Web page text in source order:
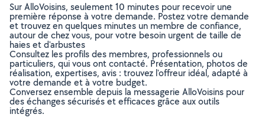
Sur AlloVoisins, seulement 10 minutes pour recevoir une
première réponse à votre demande. Postez votre demande
et trouvez en quelques minutes un membre de confiance,
autour de chez vous, pour votre besoin urgent de taille de
haies et d'arbustes
Consultez les profils des membres, professionnels ou
particuliers, qui vous ont contacté. Présentation, photos de
réalisation, expertises, avis : trouvez l'offreur idéal, adapté à
votre demande et à votre budget.
Conversez ensemble depuis la messagerie AlloVoisins pour
des échanges sécurisés et efficaces grâce aux outils
intégrés.